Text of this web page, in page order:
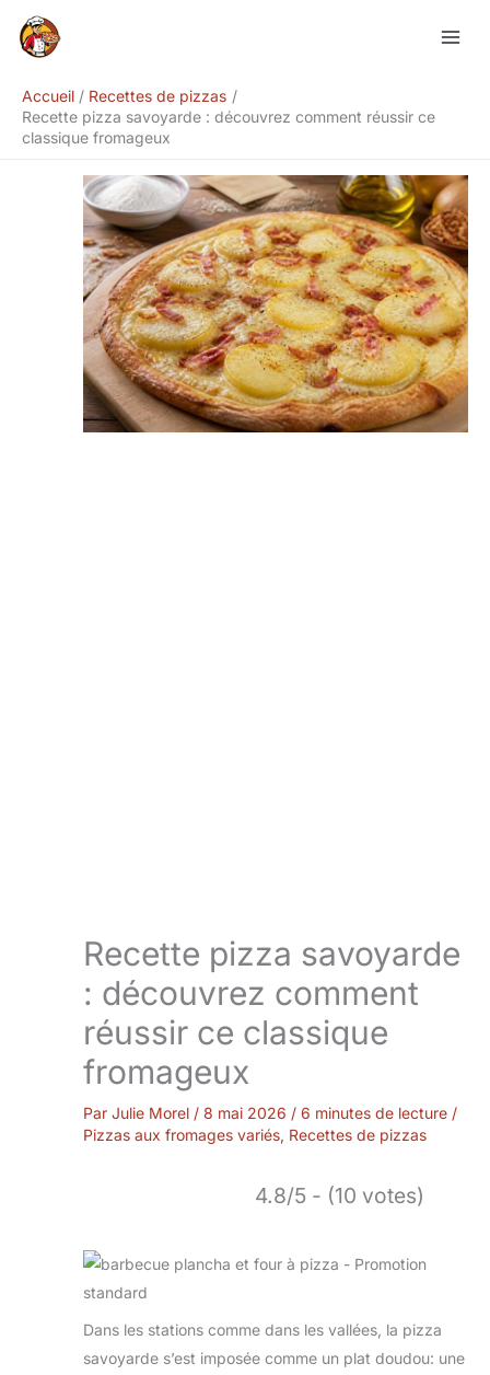
Accueil
Recettes de pizzas
Recette pizza savoyarde : découvrez comment réussir ce
classique fromageux
Recette pizza savoyarde
: découvrez comment
réussir ce classique
fromageux
Par Julie Morel / 8 mai 2026 / 6 minutes de lecture /
Pizzas aux fromages variés, Recettes de pizzas
4.8/5 - (10 votes)
Dans les stations comme dans les vallées, la pizza
savoyarde s’est imposée comme un plat doudou: une
Rechercher